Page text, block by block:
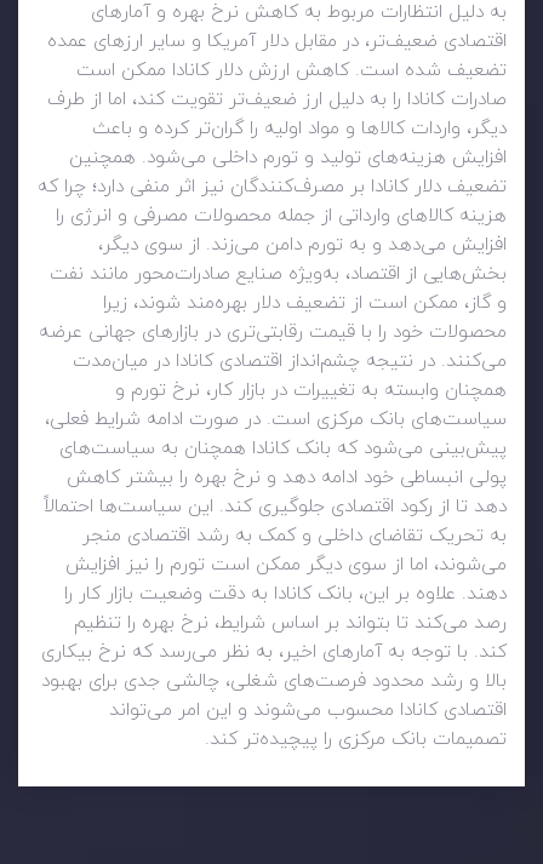
به دلیل انتظارات مربوط به کاهش نرخ بهره و آمارهای
اقتصادی ضعیف‌تر، در مقابل دلار آمریکا و سایر ارزهای عمده
تضعیف شده است. کاهش ارزش دلار کانادا ممکن است
صادرات کانادا را به دلیل ارز ضعیف‌تر تقویت کند، اما از طرف
دیگر، واردات کالاها و مواد اولیه را گران‌تر کرده و باعث
افزایش هزینه‌های تولید و تورم داخلی می‌شود. همچنین
تضعیف دلار کانادا بر مصرف‌کنندگان نیز اثر منفی دارد؛ چرا که
هزینه کالاهای وارداتی از جمله محصولات مصرفی و انرژی را
افزایش می‌دهد و به تورم دامن می‌زند. از سوی دیگر،
بخش‌هایی از اقتصاد، به‌ویژه صنایع صادرات‌محور مانند نفت
و گاز، ممکن است از تضعیف دلار بهره‌مند شوند، زیرا
محصولات خود را با قیمت رقابتی‌تری در بازارهای جهانی عرضه
می‌کنند. در نتیجه چشم‌انداز اقتصادی کانادا در میان‌مدت
همچنان وابسته به تغییرات در بازار کار، نرخ تورم و
سیاست‌های بانک مرکزی است. در صورت ادامه شرایط فعلی،
پیش‌بینی می‌شود که بانک کانادا همچنان به سیاست‌های
پولی انبساطی خود ادامه دهد و نرخ بهره را بیشتر کاهش
دهد تا از رکود اقتصادی جلوگیری کند. این سیاست‌ها احتمالاً
به تحریک تقاضای داخلی و کمک به رشد اقتصادی منجر
می‌شوند، اما از سوی دیگر ممکن است تورم را نیز افزایش
دهند. علاوه بر این، بانک کانادا به دقت وضعیت بازار کار را
رصد می‌کند تا بتواند بر اساس شرایط، نرخ بهره را تنظیم
کند. با توجه به آمارهای اخیر، به نظر می‌رسد که نرخ بیکاری
بالا و رشد محدود فرصت‌های شغلی، چالشی جدی برای بهبود
اقتصادی کانادا محسوب می‌شوند و این امر می‌تواند
تصمیمات بانک مرکزی را پیچیده‌تر کند.